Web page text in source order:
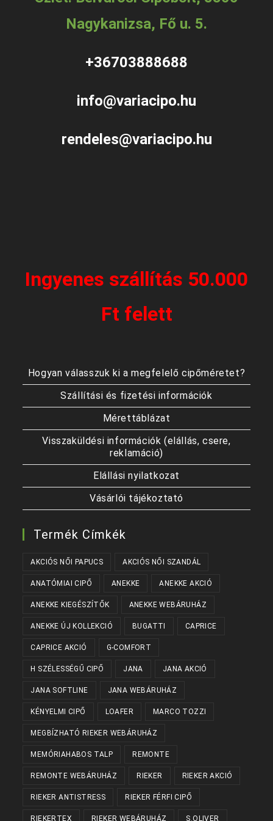
Nagykanizsa, Fő u. 5.
+36703888688
info@variacipo.hu
rendeles@variacipo.hu
Ingyenes szállítás 50.000
Ft felett
Hogyan válasszuk ki a megfelelő cipőméretet?
Szállítási és fizetési információk
Mérettáblázat
Visszaküldési információk (elállás, csere,
reklamáció)
Elállási nyilatkozat
Vásárlói tájékoztató
Termék Címkék
AKCIÓS NŐI PAPUCS AKCIÓS NŐI SZANDÁL
ANATÓMIAI CIPŐ ANEKKE ANEKKE AKCIÓ
ANEKKE KIEGÉSZÍTŐK ANEKKE WEBÁRUHÁZ
ANEKKE ÚJ KOLLEKCIÓ BUGATTI CAPRICE
CAPRICE AKCIÓ G-COMFORT
H SZÉLESSÉGŰ CIPŐ JANA JANA AKCIÓ
JANA SOFTLINE JANA WEBÁRUHÁZ
KÉNYELMI CIPŐ LOAFER MARCO TOZZI
MEGBÍZHATÓ RIEKER WEBÁRUHÁZ
MEMÓRIAHABOS TALP REMONTE
REMONTE WEBÁRUHÁZ RIEKER RIEKER AKCIÓ
RIEKER ANTISTRESS RIEKER FÉRFI CIPŐ
RIEKERTEX RIEKER WEBÁRUHÁZ S.OLIVER